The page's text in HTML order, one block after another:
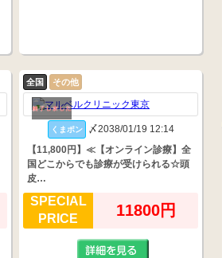
全国 その他
くまポン
〆2038/01/19 12:14
【11,800円】≪【オンライン診療】全
国どこからでも診療が受けられる☆頭
皮…
SPECIAL
PRICE
11800円